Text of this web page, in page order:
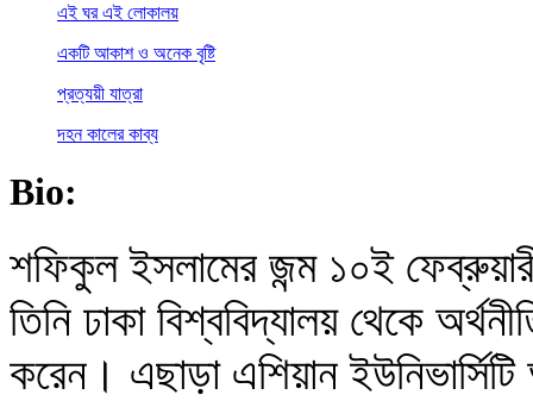
এই ঘর এই লোকালয়
একটি আকাশ ও অনেক বৃষ্টি
প্রত্যয়ী যাত্রা
দহন কালের কাব্য
Bio:
শফিকুল ইসলামের জন্ম ১০ই
তিনি ঢাকা বিশ্ববিদ্যালয় থেকে
করেন। এছাড়া এশিয়ান